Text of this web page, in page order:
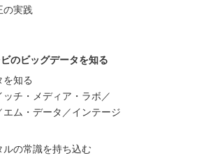
の実践
のビッグデータを知る
を知る
チ・メディア・ラボ／
ム・データ／インテージ
ルの常識を持ち込む